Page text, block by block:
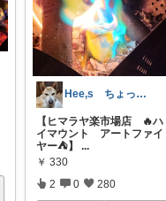
Hee,s ちょっとお休み😴🌃💤
【ヒマラヤ楽市場店 🔥ハ
イマウント アートファイ
ヤー⛺️】...
￥ 330
2 0 280